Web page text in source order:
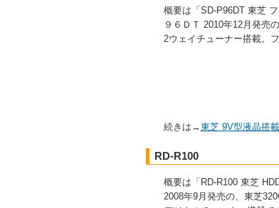
概要は「SD-P96DT 東芝
９６ＤＴ 2010年12月発売
2ウェイチューナー搭載。
続きは→東芝 9V型液晶搭
RD-R100
概要は「RD-R100 東芝
2008年9月発売の、東芝